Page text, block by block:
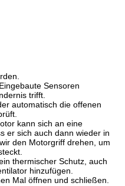
Sensoren
trifft.
automatisch die offenen
kann sich an eine
er sich auch dann wieder in
den Motorgriff drehen, um
thermischer Schutz, auch
hinzufügen.
Mal öffnen und schließen.